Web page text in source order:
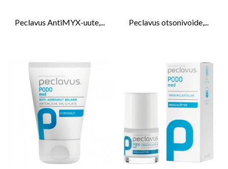
Peclavus AntiMYX-uute,... Peclavus otsonivoide,...